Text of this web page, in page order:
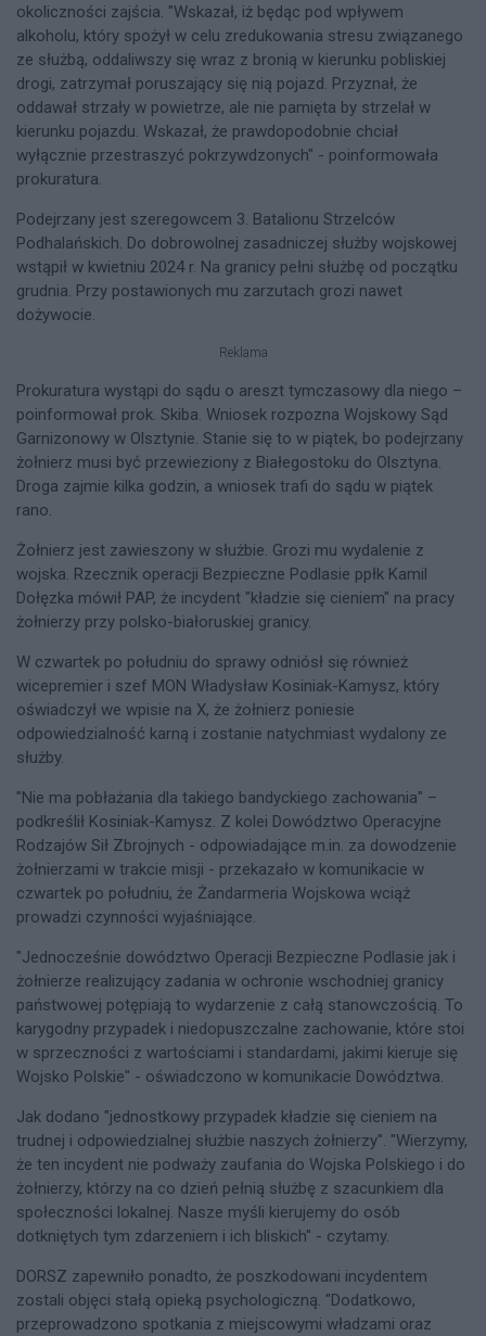
okoliczności zajścia. "Wskazał, iż będąc pod wpływem
alkoholu, który spożył w celu zredukowania stresu związanego
ze służbą, oddaliwszy się wraz z bronią w kierunku pobliskiej
drogi, zatrzymał poruszający się nią pojazd. Przyznał, że
oddawał strzały w powietrze, ale nie pamięta by strzelał w
kierunku pojazdu. Wskazał, że prawdopodobnie chciał
wyłącznie przestraszyć pokrzywdzonych" - poinformowała
prokuratura.
Podejrzany jest szeregowcem 3. Batalionu Strzelców
Podhalańskich. Do dobrowolnej zasadniczej służby wojskowej
wstąpił w kwietniu 2024 r. Na granicy pełni służbę od początku
grudnia. Przy postawionych mu zarzutach grozi nawet
dożywocie.
Reklama
Prokuratura wystąpi do sądu o areszt tymczasowy dla niego –
poinformował prok. Skiba. Wniosek rozpozna Wojskowy Sąd
Garnizonowy w Olsztynie. Stanie się to w piątek, bo podejrzany
żołnierz musi być przewieziony z Białegostoku do Olsztyna.
Droga zajmie kilka godzin, a wniosek trafi do sądu w piątek
rano.
Żołnierz jest zawieszony w służbie. Grozi mu wydalenie z
wojska. Rzecznik operacji Bezpieczne Podlasie ppłk Kamil
Dołęzka mówił PAP, że incydent "kładzie się cieniem" na pracy
żołnierzy przy polsko-białoruskiej granicy.
W czwartek po południu do sprawy odniósł się również
wicepremier i szef MON Władysław Kosiniak-Kamysz, który
oświadczył we wpisie na X, że żołnierz poniesie
odpowiedzialność karną i zostanie natychmiast wydalony ze
służby.
"Nie ma pobłażania dla takiego bandyckiego zachowania" –
podkreślił Kosiniak-Kamysz. Z kolei Dowództwo Operacyjne
Rodzajów Sił Zbrojnych - odpowiadające m.in. za dowodzenie
żołnierzami w trakcie misji - przekazało w komunikacie w
czwartek po południu, że Żandarmeria Wojskowa wciąż
prowadzi czynności wyjaśniające.
"Jednocześnie dowództwo Operacji Bezpieczne Podlasie jak i
żołnierze realizujący zadania w ochronie wschodniej granicy
państwowej potępiają to wydarzenie z całą stanowczością. To
karygodny przypadek i niedopuszczalne zachowanie, które stoi
w sprzeczności z wartościami i standardami, jakimi kieruje się
Wojsko Polskie" - oświadczono w komunikacie Dowództwa.
Jak dodano "jednostkowy przypadek kładzie się cieniem na
trudnej i odpowiedzialnej służbie naszych żołnierzy". "Wierzymy,
że ten incydent nie podważy zaufania do Wojska Polskiego i do
żołnierzy, którzy na co dzień pełnią służbę z szacunkiem dla
społeczności lokalnej. Nasze myśli kierujemy do osób
dotkniętych tym zdarzeniem i ich bliskich" - czytamy.
DORSZ zapewniło ponadto, że poszkodowani incydentem
zostali objęci stałą opieką psychologiczną. "Dodatkowo,
przeprowadzono spotkania z miejscowymi władzami oraz